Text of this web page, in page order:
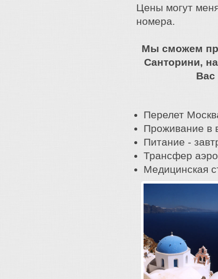
Цены могут
номера.
Мы сможем
Санторини,
Вас
Перелет
Проживание в
Питание -
Трансфер
Медицинская